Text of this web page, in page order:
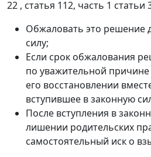
22 , статья 112, часть 1
Обжаловать это решение
силу;
Если срок обжалования
по уважительной причине
его восстановлении
вступившее в законную
После вступления в
лишении родительских
самостоятельный иск о